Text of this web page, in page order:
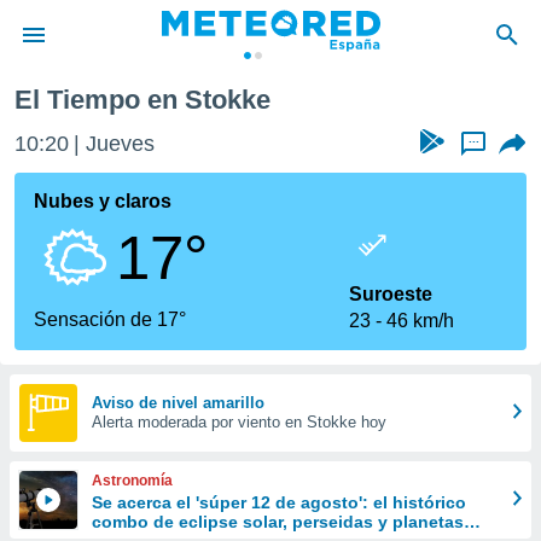
de
por
que se
calidad.
a este
las
y
digital
basada
El Tiempo en Stokke
10:20 Jueves ...
Nubes y claros
17°
Sensación de 17°
Suroeste
23
46 km/h
Aviso de nivel amarillo
Alerta moderada por viento en Stokke hoy
Astronomía
Se acerca el 'súper 12 de agosto': el histórico
combo de eclipse solar, perseidas y planetas